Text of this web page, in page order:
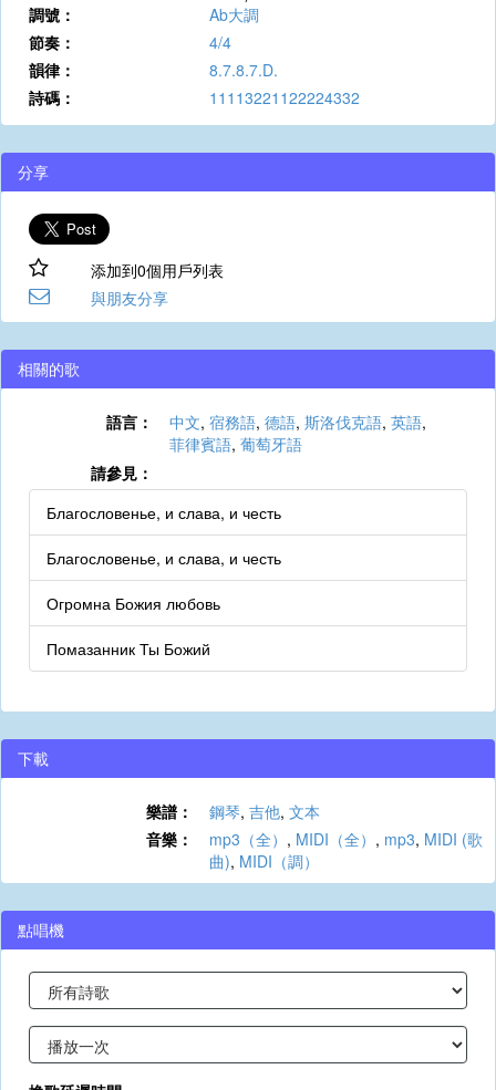
調號：
Ab大調
節奏：
4/4
韻律：
8.7.8.7.D.
詩碼：
11113221122224332
分享
添加到0個用戶列表
與朋友分享
相關的歌
語言： 中文, 宿務語, 德語, 斯洛伐克語, 英語,
菲律賓語, 葡萄牙語
請參見：
Благословенье, и слава, и честь
Благословенье, и слава, и честь
Огромна Божия любовь
Помазанник Ты Божий
下載
樂譜： 鋼琴, 吉他, 文本
音樂：
mp3（全） , MIDI（全） , mp3, MIDI (歌
曲), MIDI（調）
點唱機